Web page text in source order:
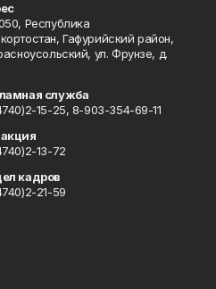
Республика
Гафурийский район,
ул. Фрунзе, д.
служба
15-25, 8-903-354-69-11
13-72
кадров
21-59